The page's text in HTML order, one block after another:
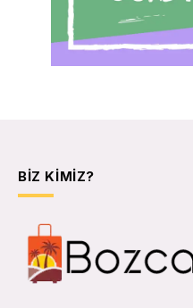
BIZ KIMIZ?